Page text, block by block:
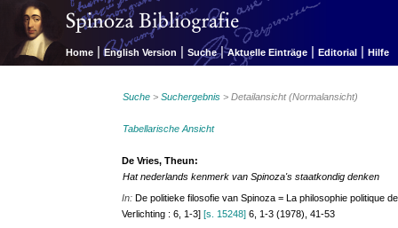
Home | English Version | Suche | Aktuelle Einträge | Editorial | Hilfe
Suche >Suchergebnis > Detailansicht (Normalansicht)
Tabellarische Ansicht
De Vries, Theun:
Hat nederlands kenmerk van Spinoza's staatkondig denken
In:De politieke filosofie van Spinoza = La philosophie politique
Verlichting : 6, 1-3][s. 15248] 6, 1-3 (1978), 41-53